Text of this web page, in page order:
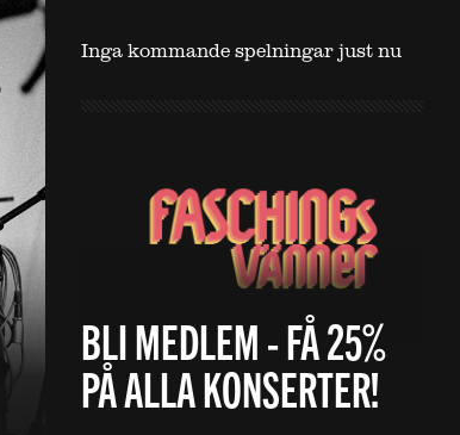
Inga kommande spelningar just nu
BLI MEDLEM - FÅ 25%
PÅ ALLA KONSERTER!